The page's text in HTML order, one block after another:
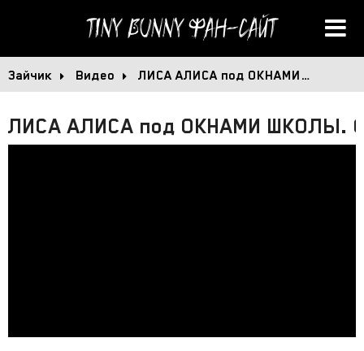
Tiny BunnyФан-сайт
Зайчик Видео ЛИСА АЛИСА под ОКНАМИ…
ЛИСА АЛИСА под ОКНАМИ ШКОЛЫ.